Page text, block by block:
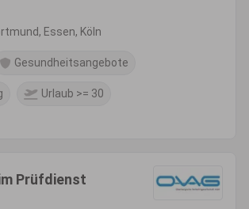
Essen, Köln
Gesundheitsangebote
Urlaub >= 30
Prüfdienst